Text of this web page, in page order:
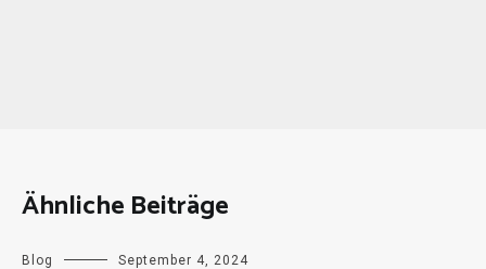
Ähnliche Beiträge
Blog September 4, 2024